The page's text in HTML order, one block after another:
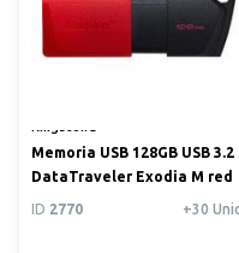
Memoria USB 128GB USB 3.2
DataTraveler Exodia M red
ID 2770 +30